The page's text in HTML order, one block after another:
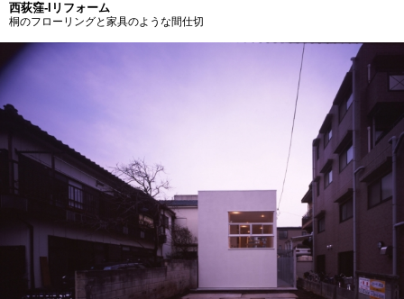
西荻窪-Iリフォーム
桐のフローリングと家具のような間仕切